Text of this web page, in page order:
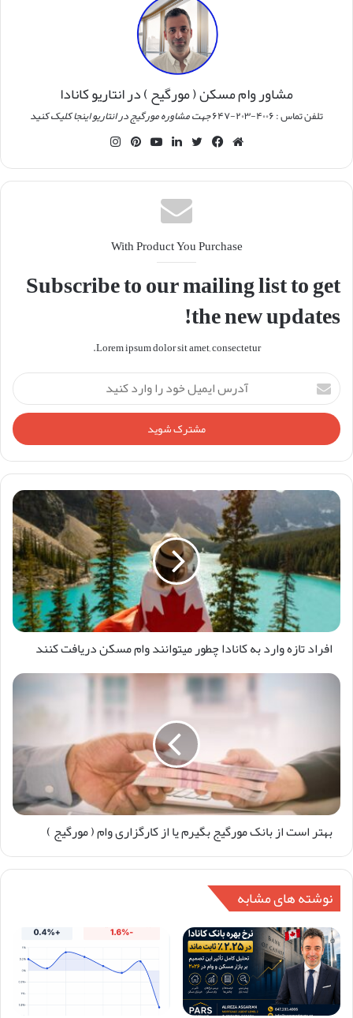
مشاور وام مسکن ( مورگیح ) در انتاریو کانادا
تلفن تماس : ۴۰۰۶-۲۰۳-۶۴۷ جهت مشاوره مورگیج در انتاریو اینجا کلیک کنید
وبسایت
فیس توییترلینکدینیوتیوب‫پین‌ترست
With Product You Purchase
Subscribe to our mailing list to get
the new updates!
Lorem ipsum dolor sit amet, consectetur.
آدرس
ایمیل
خود
را
وارد
کنید
افراد تازه وارد به کانادا چطور میتوانند وام مسکن دریافت کنند
بهتر است از بانک مورگیج بگیرم یا از کارگزاری وام ( مورگیج )
نوشته های مشابه